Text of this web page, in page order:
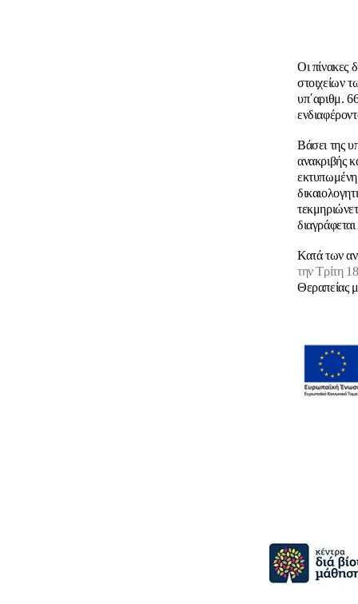
Οι πίνακες
στοιχείων
υπ΄αριθμ.
Βάσει της
ανακριβής
εκτυπωμένη
Κατά των
την Τρίτη
Θεραπείας